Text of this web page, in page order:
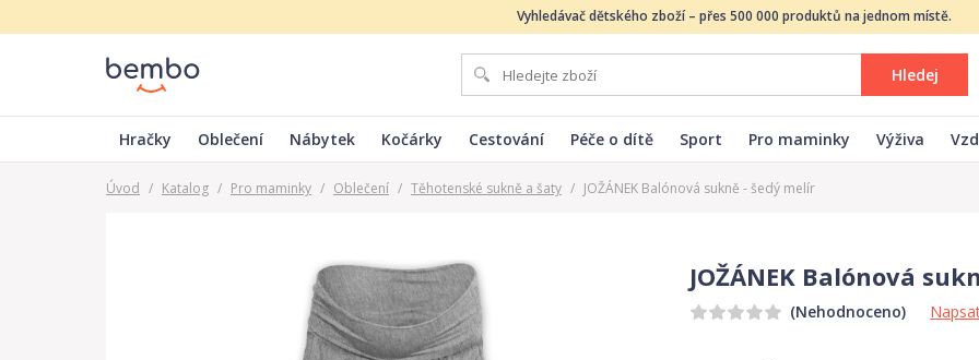
Vyhledávač dětského zboží – přes 500 000 produktů na jednom místě.
Hledej
Hračky Oblečení Nábytek Kočárky Cestování Péče o dítě Sport Pro maminky Výživa
Úvod / Katalog / Pro maminky / Oblečení / Těhotenské sukně a šaty / JOŽÁNEK Balónová sukně - šedý melír
JOŽÁNEK Balónová
(Nehodnoceno)